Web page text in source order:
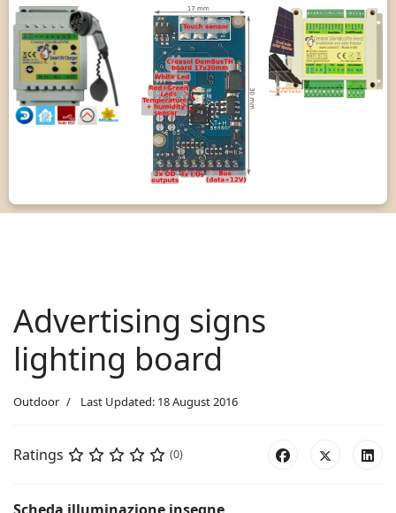
Advertising signs
lighting board
Outdoor Last Updated: 18 August 2016
Ratings (0)